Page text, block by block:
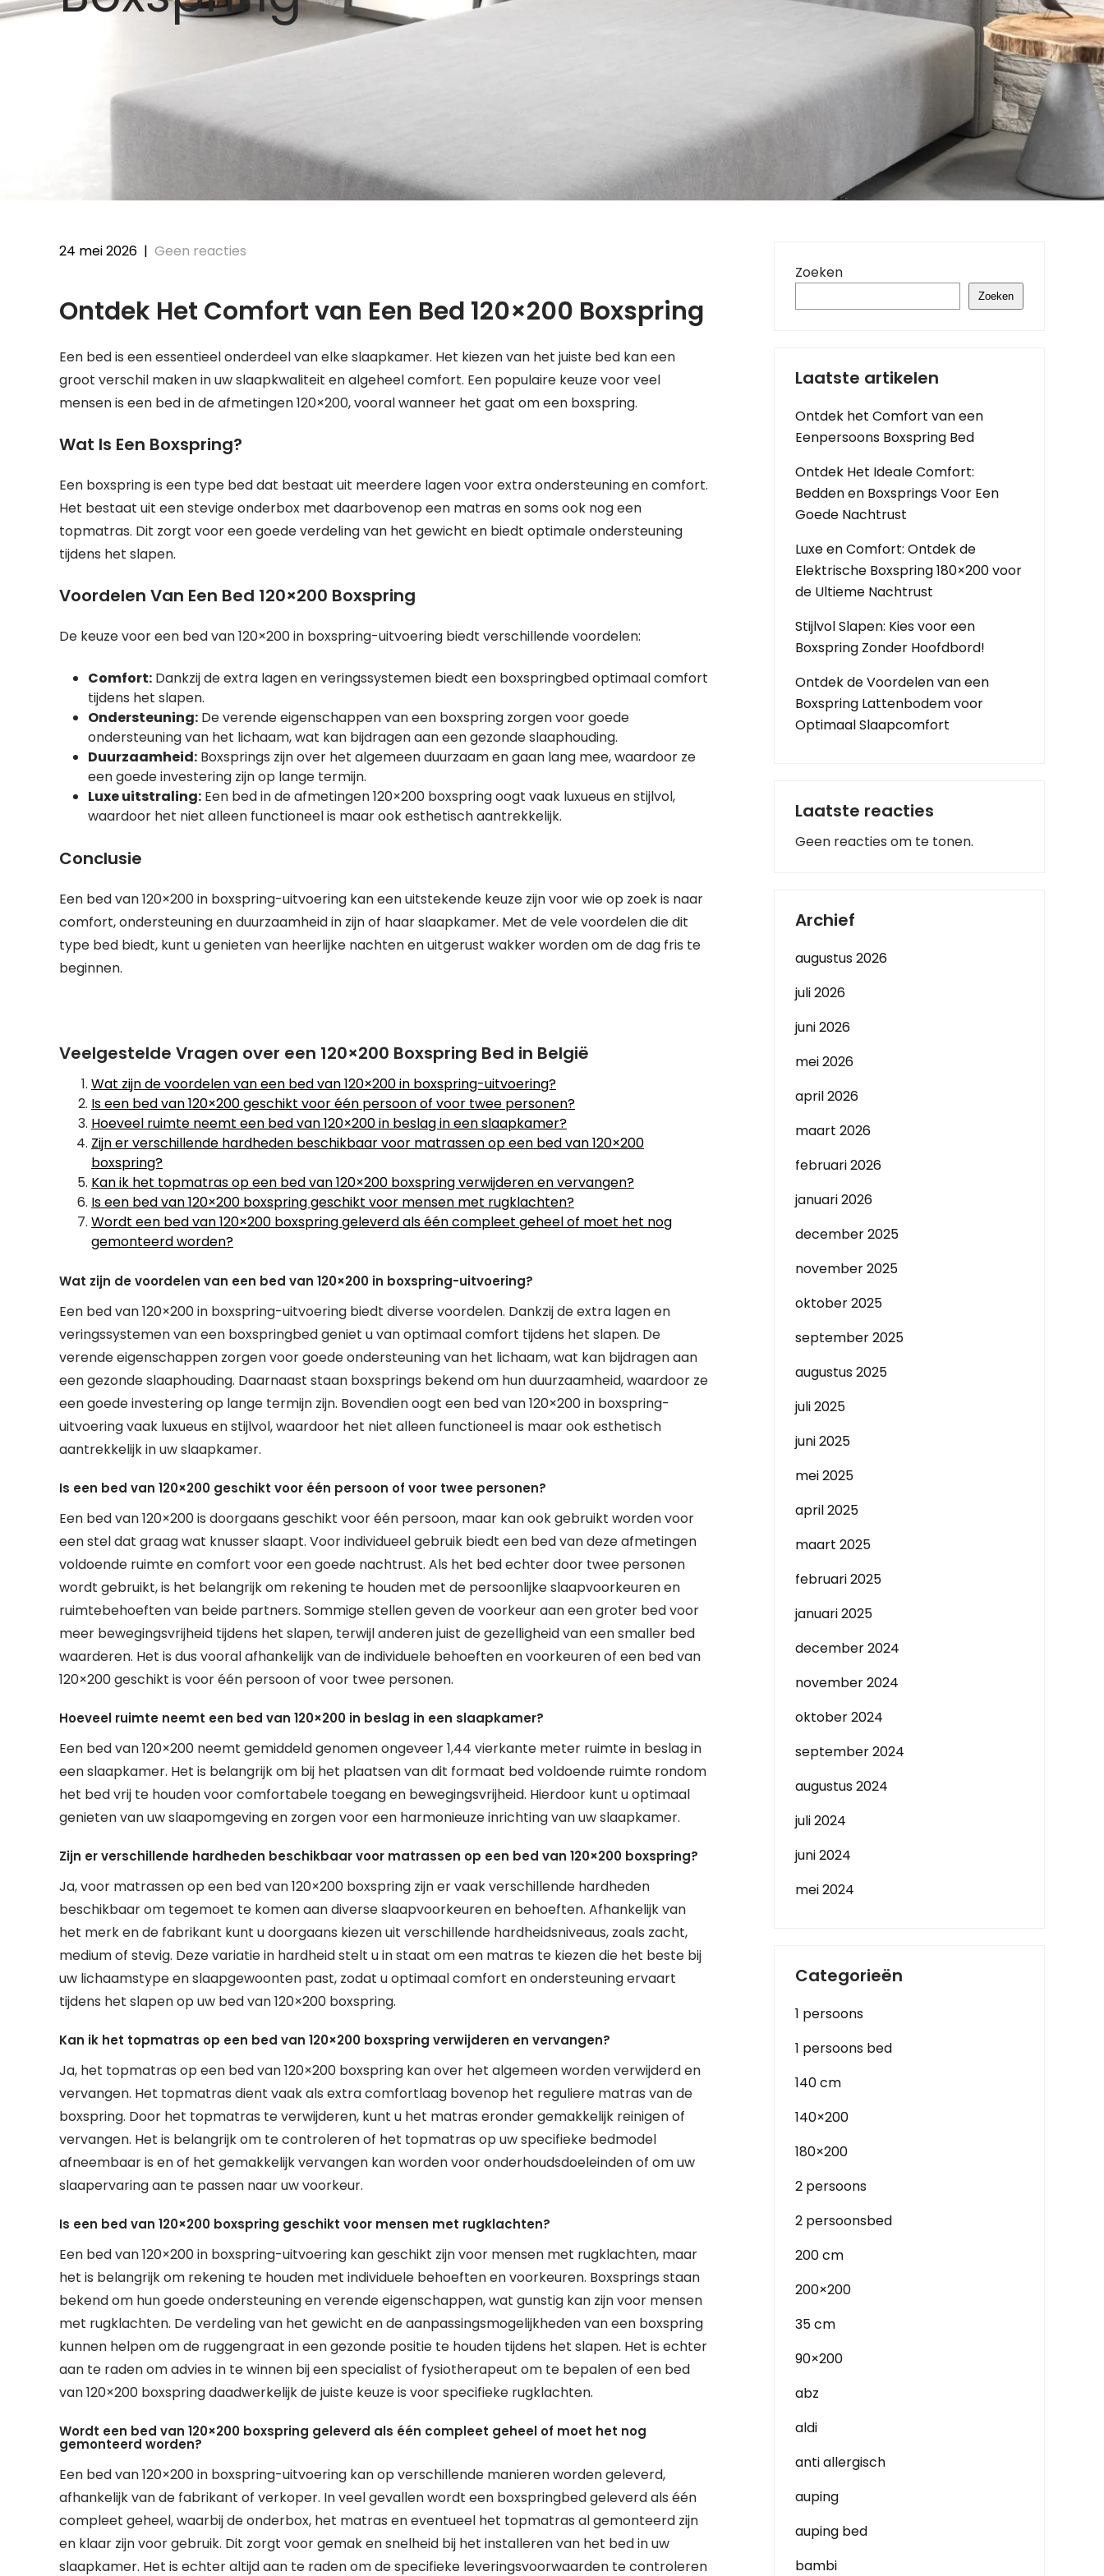
24 mei 2026 | Geen reacties
Ontdek Het Comfort van Een Bed 120×200 Boxspring
Een bed is een essentieel onderdeel van elke slaapkamer. Het kiezen van het juiste bed kan een
groot verschil maken in uw slaapkwaliteit en algeheel comfort. Een populaire keuze voor veel
mensen is een bed in de afmetingen 120×200, vooral wanneer het gaat om een boxspring.
Wat Is Een Boxspring?
Een boxspring is een type bed dat bestaat uit meerdere lagen voor extra ondersteuning en comfort.
Het bestaat uit een stevige onderbox met daarbovenop een matras en soms ook nog een
topmatras. Dit zorgt voor een goede verdeling van het gewicht en biedt optimale ondersteuning
tijdens het slapen.
Voordelen Van Een Bed 120×200 Boxspring
De keuze voor een bed van 120×200 in boxspring-uitvoering biedt verschillende voordelen:
Comfort: Dankzij de extra lagen en veringssystemen biedt een boxspringbed optimaal comfort
tijdens het slapen.
Ondersteuning: De verende eigenschappen van een boxspring zorgen voor goede
ondersteuning van het lichaam, wat kan bijdragen aan een gezonde slaaphouding.
Duurzaamheid: Boxsprings zijn over het algemeen duurzaam en gaan lang mee, waardoor ze
een goede investering zijn op lange termijn.
Luxe uitstraling: Een bed in de afmetingen 120×200 boxspring oogt vaak luxueus en stijlvol,
waardoor het niet alleen functioneel is maar ook esthetisch aantrekkelijk.
Conclusie
Een bed van 120×200 in boxspring-uitvoering kan een uitstekende keuze zijn voor wie op zoek is naar
comfort, ondersteuning en duurzaamheid in zijn of haar slaapkamer. Met de vele voordelen die dit
type bed biedt, kunt u genieten van heerlijke nachten en uitgerust wakker worden om de dag fris te
beginnen.
Veelgestelde Vragen over een 120×200 Boxspring Bed in België
Wat zijn de voordelen van een bed van 120×200 in boxspring-uitvoering?
Is een bed van 120×200 geschikt voor één persoon of voor twee personen?
Hoeveel ruimte neemt een bed van 120×200 in beslag in een slaapkamer?
Zijn er verschillende hardheden beschikbaar voor matrassen op een bed van 120×200
boxspring?
Kan ik het topmatras op een bed van 120×200 boxspring verwijderen en vervangen?
Is een bed van 120×200 boxspring geschikt voor mensen met rugklachten?
Wordt een bed van 120×200 boxspring geleverd als één compleet geheel of moet het nog
gemonteerd worden?
Wat zijn de voordelen van een bed van 120×200 in boxspring-uitvoering?
Een bed van 120×200 in boxspring-uitvoering biedt diverse voordelen. Dankzij de extra lagen en
veringssystemen van een boxspringbed geniet u van optimaal comfort tijdens het slapen. De
verende eigenschappen zorgen voor goede ondersteuning van het lichaam, wat kan bijdragen aan
een gezonde slaaphouding. Daarnaast staan boxsprings bekend om hun duurzaamheid, waardoor ze
een goede investering op lange termijn zijn. Bovendien oogt een bed van 120×200 in boxspring-
uitvoering vaak luxueus en stijlvol, waardoor het niet alleen functioneel is maar ook esthetisch
aantrekkelijk in uw slaapkamer.
Is een bed van 120×200 geschikt voor één persoon of voor twee personen?
Een bed van 120×200 is doorgaans geschikt voor één persoon, maar kan ook gebruikt worden voor
een stel dat graag wat knusser slaapt. Voor individueel gebruik biedt een bed van deze afmetingen
voldoende ruimte en comfort voor een goede nachtrust. Als het bed echter door twee personen
wordt gebruikt, is het belangrijk om rekening te houden met de persoonlijke slaapvoorkeuren en
ruimtebehoeften van beide partners. Sommige stellen geven de voorkeur aan een groter bed voor
meer bewegingsvrijheid tijdens het slapen, terwijl anderen juist de gezelligheid van een smaller bed
waarderen. Het is dus vooral afhankelijk van de individuele behoeften en voorkeuren of een bed van
120×200 geschikt is voor één persoon of voor twee personen.
Hoeveel ruimte neemt een bed van 120×200 in beslag in een slaapkamer?
Een bed van 120×200 neemt gemiddeld genomen ongeveer 1,44 vierkante meter ruimte in beslag in
een slaapkamer. Het is belangrijk om bij het plaatsen van dit formaat bed voldoende ruimte rondom
het bed vrij te houden voor comfortabele toegang en bewegingsvrijheid. Hierdoor kunt u optimaal
genieten van uw slaapomgeving en zorgen voor een harmonieuze inrichting van uw slaapkamer.
Zijn er verschillende hardheden beschikbaar voor matrassen op een bed van 120×200 boxspring?
Ja, voor matrassen op een bed van 120×200 boxspring zijn er vaak verschillende hardheden
beschikbaar om tegemoet te komen aan diverse slaapvoorkeuren en behoeften. Afhankelijk van
het merk en de fabrikant kunt u doorgaans kiezen uit verschillende hardheidsniveaus, zoals zacht,
medium of stevig. Deze variatie in hardheid stelt u in staat om een matras te kiezen die het beste bij
uw lichaamstype en slaapgewoonten past, zodat u optimaal comfort en ondersteuning ervaart
tijdens het slapen op uw bed van 120×200 boxspring.
Kan ik het topmatras op een bed van 120×200 boxspring verwijderen en vervangen?
Ja, het topmatras op een bed van 120×200 boxspring kan over het algemeen worden verwijderd en
vervangen. Het topmatras dient vaak als extra comfortlaag bovenop het reguliere matras van de
boxspring. Door het topmatras te verwijderen, kunt u het matras eronder gemakkelijk reinigen of
vervangen. Het is belangrijk om te controleren of het topmatras op uw specifieke bedmodel
afneembaar is en of het gemakkelijk vervangen kan worden voor onderhoudsdoeleinden of om uw
slaapervaring aan te passen naar uw voorkeur.
Is een bed van 120×200 boxspring geschikt voor mensen met rugklachten?
Een bed van 120×200 in boxspring-uitvoering kan geschikt zijn voor mensen met rugklachten, maar
het is belangrijk om rekening te houden met individuele behoeften en voorkeuren. Boxsprings staan
bekend om hun goede ondersteuning en verende eigenschappen, wat gunstig kan zijn voor mensen
met rugklachten. De verdeling van het gewicht en de aanpassingsmogelijkheden van een boxspring
kunnen helpen om de ruggengraat in een gezonde positie te houden tijdens het slapen. Het is echter
aan te raden om advies in te winnen bij een specialist of fysiotherapeut om te bepalen of een bed
van 120×200 boxspring daadwerkelijk de juiste keuze is voor specifieke rugklachten.
Wordt een bed van 120×200 boxspring geleverd als één compleet geheel of moet het nog
gemonteerd worden?
Een bed van 120×200 in boxspring-uitvoering kan op verschillende manieren worden geleverd,
afhankelijk van de fabrikant of verkoper. In veel gevallen wordt een boxspringbed geleverd als één
compleet geheel, waarbij de onderbox, het matras en eventueel het topmatras al gemonteerd zijn
en klaar zijn voor gebruik. Dit zorgt voor gemak en snelheid bij het installeren van het bed in uw
slaapkamer. Het is echter altijd aan te raden om de specifieke leveringsvoorwaarden te controleren
Zoeken
Zoeken
Laatste artikelen
Ontdek het Comfort van een
Eenpersoons Boxspring Bed
Ontdek Het Ideale Comfort:
Bedden en Boxsprings Voor Een
Goede Nachtrust
Luxe en Comfort: Ontdek de
Elektrische Boxspring 180×200 voor
de Ultieme Nachtrust
Stijlvol Slapen: Kies voor een
Boxspring Zonder Hoofdbord!
Ontdek de Voordelen van een
Boxspring Lattenbodem voor
Optimaal Slaapcomfort
Laatste reacties
Geen reacties om te tonen.
Archief
augustus 2026
juli 2026
juni 2026
mei 2026
april 2026
maart 2026
februari 2026
januari 2026
december 2025
november 2025
oktober 2025
september 2025
augustus 2025
juli 2025
juni 2025
mei 2025
april 2025
maart 2025
februari 2025
januari 2025
december 2024
november 2024
oktober 2024
september 2024
augustus 2024
juli 2024
juni 2024
mei 2024
Categorieën
1 persoons
1 persoons bed
140 cm
140×200
180×200
2 persoons
2 persoonsbed
200 cm
200×200
35 cm
90×200
abz
aldi
anti allergisch
auping
auping bed
bambi